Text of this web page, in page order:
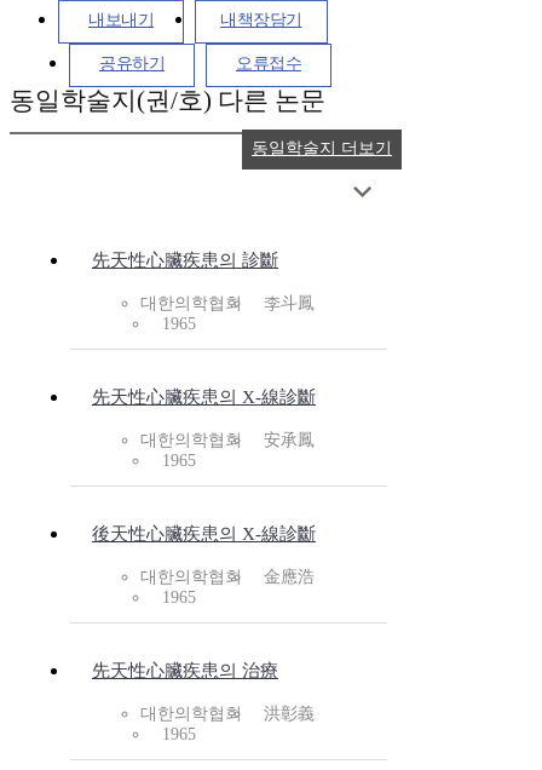
내보내기 내책장담기
공유하기 오류접수
동일학술지(권/호) 다른 논문
先天性心臟疾患의 診斷
대한의학협회
李斗鳳
1965
先天性心臟疾患의 X-線診斷
대한의학협회
安承鳳
1965
後天性心臟疾患의 X-線診斷
대한의학협회
金應浩
1965
先天性心臟疾患의 治療
대한의학협회
洪彰義
1965
동일학술지 더보기